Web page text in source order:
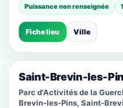
Puissance non renseignée
Fiche lieu Ville
Saint-Brevin-les-
Parc d'Activités de la
Brevin-les-Pins, Saint-